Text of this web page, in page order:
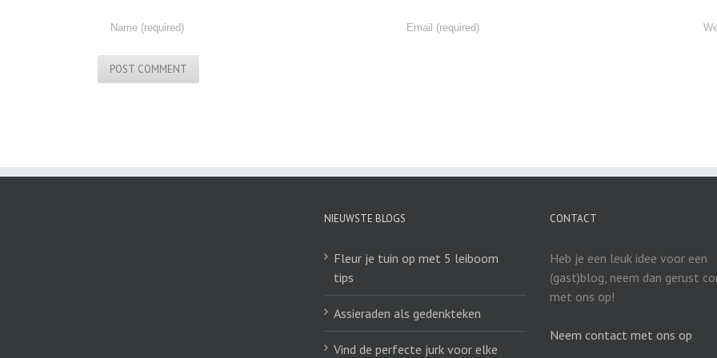
NIEUWSTE BLOGS
Fleur je tuin op met 5 leiboom
tips
Assieraden als gedenkteken
Vind de perfecte jurk voor elke
CONTACT
Heb je een leuk idee voor een
(gast)blog, neem dan gerust
met ons op!
Neem contact met ons op